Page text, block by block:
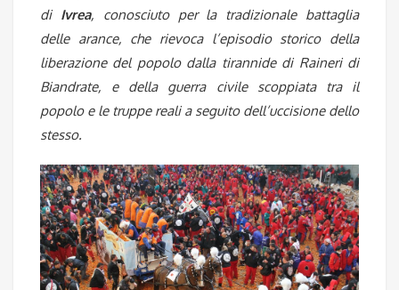
di Ivrea, conosciuto per la tradizionale battaglia
delle arance, che rievoca l’episodio storico della
liberazione del popolo dalla tirannide di Raineri di
Biandrate, e della guerra civile scoppiata tra il
popolo e le truppe reali a seguito dell’uccisione dello
stesso.